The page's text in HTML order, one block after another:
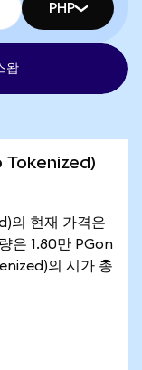
PHP
왑
Tokenized)
의 현재 가격은
은 1.80만 PGon
의 시가 총